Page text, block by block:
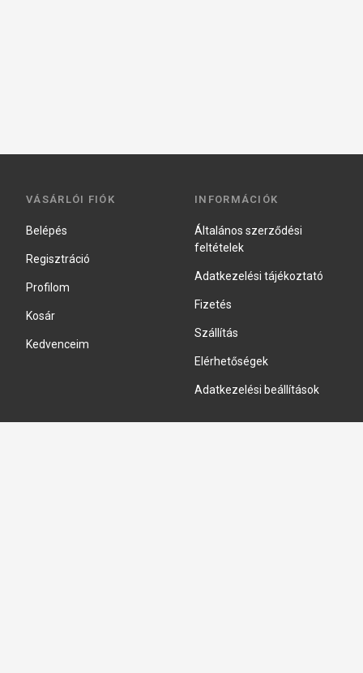
VÁSÁRLÓI FIÓK
Belépés
Regisztráció
Profilom
Kosár
Kedvenceim
INFORMÁCIÓK
Általános szerződési
feltételek
Adatkezelési tájékoztató
Fizetés
Szállítás
Elérhetőségek
Adatkezelési beállítások